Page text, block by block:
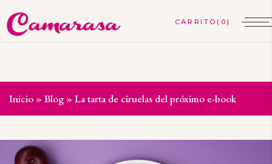
(0)
Inicio » Blog » La tarta de ciruelas del próximo e-book